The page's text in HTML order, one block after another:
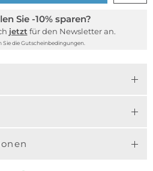
Sie -10% sparen?
jetzt für den Newsletter an.
Sie die Gutscheinbedingungen.